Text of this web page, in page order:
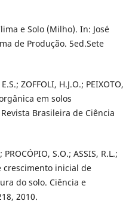
e Solo (Milho). In: José
de Produção. 5ed.Sete
ZOFFOLI, H.J.O.; PEIXOTO,
em solos
Brasileira de Ciência
PROCÓPIO, S.O.; ASSIS, R.L.;
crescimento inicial de
do solo. Ciência e
2010.